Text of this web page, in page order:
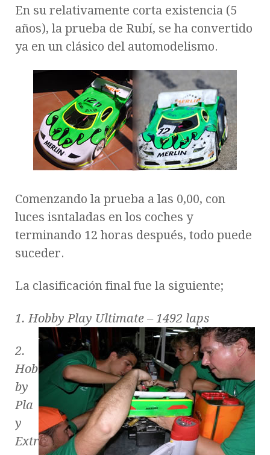
En su relativamente corta existencia (5
años), la prueba de Rubí, se ha convertido
ya en un clásico del automodelismo.
Comenzando la prueba a las 0,00, con
luces isntaladas en los coches y
terminando 12 horas después, todo puede
suceder.
La clasificación final fue la siguiente;
1. Hobby Play Ultimate – 1492 laps
2.
Hob
by
Pla
y
Extr